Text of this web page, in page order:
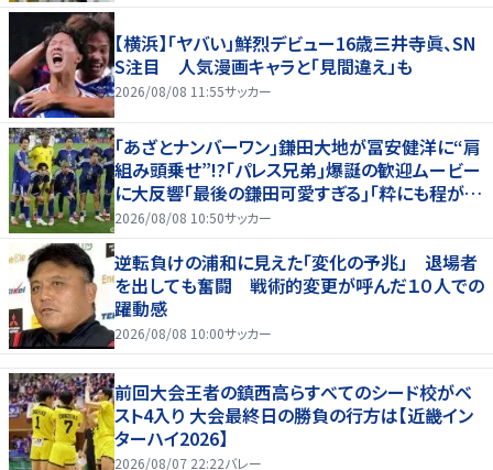
【横浜】「ヤバい」鮮烈デビュー16歳三井寺眞、SN
S注目 人気漫画キャラと「見間違え」も
2026/08/08 11:55サッカー
｢あざとナンバーワン｣鎌田大地が冨安健洋に“肩
組み頭乗せ”!?｢パレス兄弟｣爆誕の歓迎ムービー
に大反響｢最後の鎌田可愛すぎる｣｢粋にも程があ
る！」
2026/08/08 10:50サッカー
逆転負けの浦和に見えた「変化の予兆」 退場者
を出しても奮闘 戦術的変更が呼んだ１０人での
躍動感
2026/08/08 10:00サッカー
前回大会王者の鎮西高らすべてのシード校がベ
スト4入り 大会最終日の勝負の行方は【近畿イン
ターハイ2026】
2026/08/07 22:22バレー